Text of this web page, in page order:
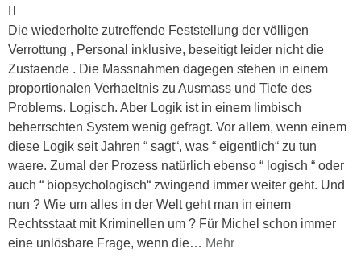
Die wiederholte zutreffende Feststellung der völligen
Verrottung , Personal inklusive, beseitigt leider nicht die
Zustaende . Die Massnahmen dagegen stehen in einem
proportionalen Verhaeltnis zu Ausmass und Tiefe des
Problems. Logisch. Aber Logik ist in einem limbisch
beherrschten System wenig gefragt. Vor allem, wenn einem
diese Logik seit Jahren “ sagt“, was “ eigentlich“ zu tun
waere. Zumal der Prozess natürlich ebenso “ logisch “ oder
auch “ biopsychologisch“ zwingend immer weiter geht. Und
nun ? Wie um alles in der Welt geht man in einem
Rechtsstaat mit Kriminellen um ? Für Michel schon immer
eine unlösbare Frage, wenn die… Mehr